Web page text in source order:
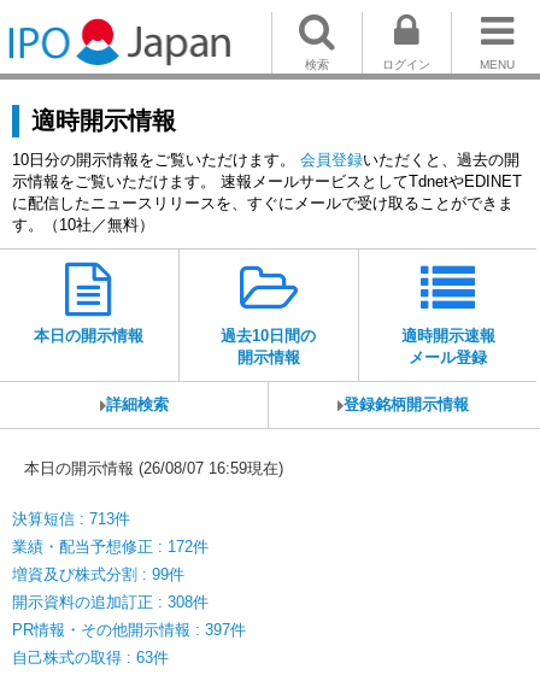
MENU
ログイン
検索
適時開示情報
10日分の開示情報をご覧いただけます。 会員登録いただくと、過去の開
示情報をご覧いただけます。 速報メールサービスとしてTdnetやEDINET
に配信したニュースリリースを、すぐにメールで受け取ることができま
す。（10社／無料）
本日の開示情報
過去10日間の
開示情報
適時開示速報
メール登録
詳細検索 登録銘柄開示情報
本日の開示情報 (26/08/07 16:59現在)
決算短信 : 713件
業績・配当予想修正 : 172件
増資及び株式分割 : 99件
開示資料の追加訂正 : 308件
PR情報・その他開示情報 : 397件
自己株式の取得 : 63件